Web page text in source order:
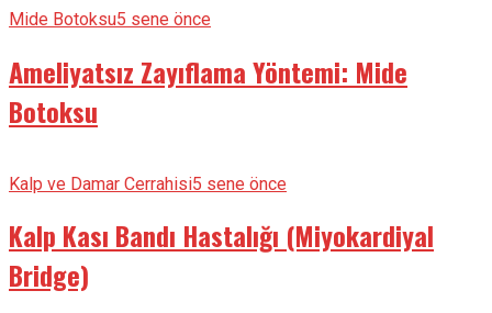
Mide Botoksu5 sene önce
Ameliyatsız Zayıflama Yöntemi: Mide
Botoksu
Kalp ve Damar Cerrahisi5 sene önce
Kalp Kası Bandı Hastalığı (Miyokardiyal
Bridge)